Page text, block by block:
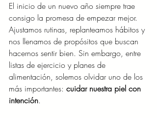
El inicio de un nuevo año siempre trae
consigo la promesa de empezar mejor.
Ajustamos rutinas, replanteamos hábitos y
nos llenamos de propósitos que buscan
hacernos sentir bien. Sin embargo, entre
listas de ejercicio y planes de
alimentación, solemos olvidar uno de los
más importantes: cuidar nuestra piel con
intención.